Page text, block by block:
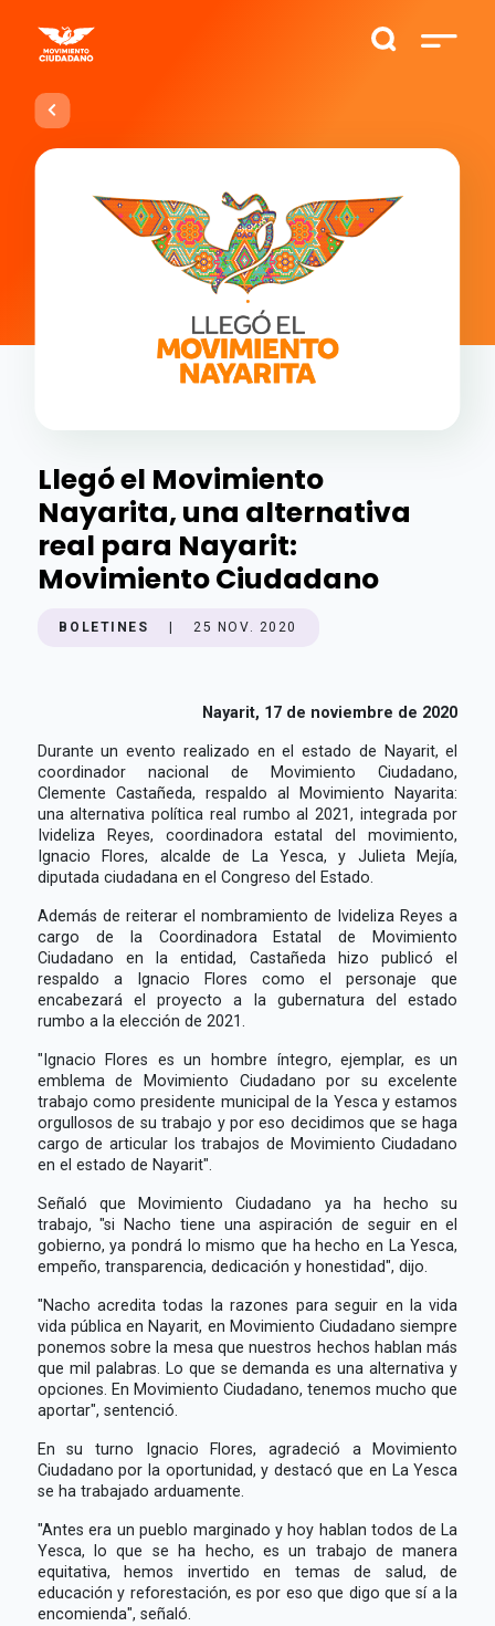
Llegó el Movimiento
Nayarita, una alternativa
real para Nayarit:
Movimiento Ciudadano
BOLETINES 25 NOV. 2020
Nayarit, 17 de noviembre de 2020
Durante un evento realizado en el estado de Nayarit, el
coordinador nacional de Movimiento Ciudadano,
Clemente Castañeda, respaldo al Movimiento Nayarita:
una alternativa política real rumbo al 2021, integrada por
Ivideliza Reyes, coordinadora estatal del movimiento,
Ignacio Flores, alcalde de La Yesca, y Julieta Mejía,
diputada ciudadana en el Congreso del Estado.
Además de reiterar el nombramiento de Ivideliza Reyes a
cargo de la Coordinadora Estatal de Movimiento
Ciudadano en la entidad, Castañeda hizo publicó el
respaldo a Ignacio Flores como el personaje que
encabezará el proyecto a la gubernatura del estado
rumbo a la elección de 2021.
"Ignacio Flores es un hombre íntegro, ejemplar, es un
emblema de Movimiento Ciudadano por su excelente
trabajo como presidente municipal de la Yesca y estamos
orgullosos de su trabajo y por eso decidimos que se haga
cargo de articular los trabajos de Movimiento Ciudadano
en el estado de Nayarit".
Señaló que Movimiento Ciudadano ya ha hecho su
trabajo, "si Nacho tiene una aspiración de seguir en el
gobierno, ya pondrá lo mismo que ha hecho en La Yesca,
empeño, transparencia, dedicación y honestidad", dijo.
"Nacho acredita todas la razones para seguir en la vida
vida pública en Nayarit, en Movimiento Ciudadano siempre
ponemos sobre la mesa que nuestros hechos hablan más
que mil palabras. Lo que se demanda es una alternativa y
opciones. En Movimiento Ciudadano, tenemos mucho que
aportar", sentenció.
En su turno Ignacio Flores, agradeció a Movimiento
Ciudadano por la oportunidad, y destacó que en La Yesca
se ha trabajado arduamente.
"Antes era un pueblo marginado y hoy hablan todos de La
Yesca, lo que se ha hecho, es un trabajo de manera
equitativa, hemos invertido en temas de salud, de
educación y reforestación, es por eso que digo que sí a la
encomienda", señaló.